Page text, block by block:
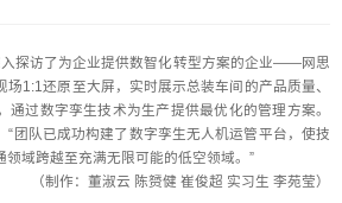
探访了为企业提供数智化转型方案的企业——网思
1:1还原至大屏，实时展示总装车间的产品质量、
通过数字孪生技术为生产提供最优化的管理方案。
“团队已成功构建了数字孪生无人机运管平台，使技
域跨越至充满无限可能的低空领域。”
（制作：董淑云 陈赟健 崔俊超 实习生 李苑莹）